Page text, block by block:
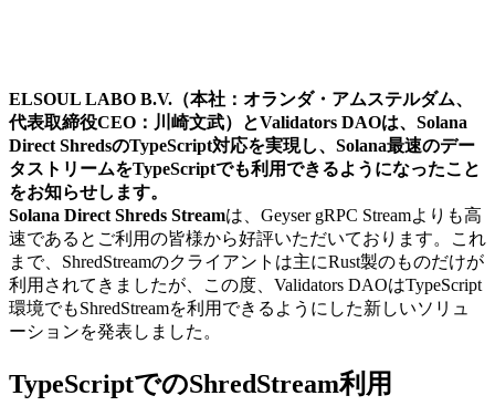
ELSOUL LABO B.V.（本社：オランダ・アムステルダム、
代表取締役CEO：川崎文武）とValidators DAOは、Solana
Direct ShredsのTypeScript対応を実現し、Solana最速のデー
タストリームをTypeScriptでも利用できるようになったこと
をお知らせします。
Solana Direct Shreds Streamは、Geyser gRPC Streamよりも高
速であるとご利用の皆様から好評いただいております。これ
まで、ShredStreamのクライアントは主にRust製のものだけが
利用されてきましたが、この度、Validators DAOはTypeScript
環境でもShredStreamを利用できるようにした新しいソリュ
ーションを発表しました。
TypeScriptでのShredStream利用